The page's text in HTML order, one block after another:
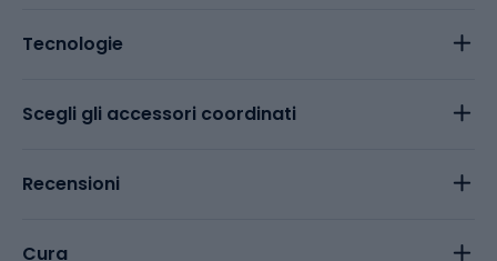
Tecnologie
Scegli gli accessori coordinati
Recensioni
Cura